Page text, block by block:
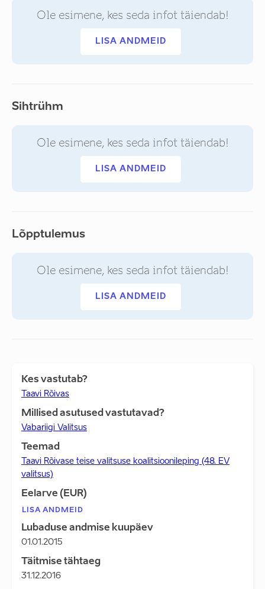
Ole esimene, kes seda infot täiendab!
LISA ANDMEID
Sihtrühm
Ole esimene, kes seda infot täiendab!
LISA ANDMEID
Lõpptulemus
Ole esimene, kes seda infot täiendab!
LISA ANDMEID
Kes vastutab?
Taavi Rõivas
Millised asutused vastutavad?
Vabariigi Valitsus
Teemad
Taavi Rõivase teise valitsuse koalitsioonileping (48. EV
valitsus)
Eelarve (EUR)
LISA ANDMEID
Lubaduse andmise kuupäev
01.01.2015
Täitmise tähtaeg
31.12.2016